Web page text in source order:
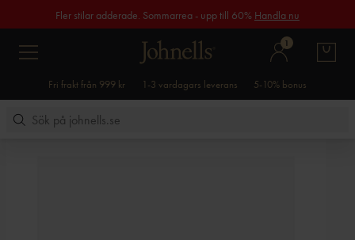
Fler stilar adderade. Sommarrea - upp till 60% Handla nu
1
Fri frakt från 999 kr 1-3 vardagars leverans 5-10% bonus